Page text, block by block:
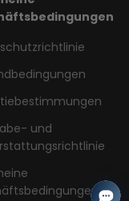
und